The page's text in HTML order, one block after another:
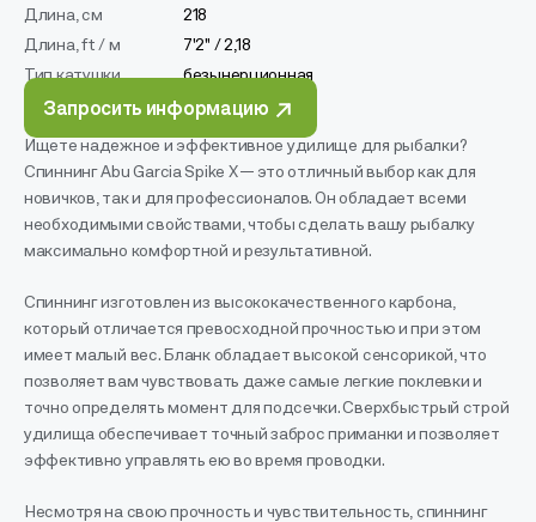
Длина, см
218
Длина, ft / м
7'2" / 2,18
Тип катушки
безынерционная
Запросить информацию
Ищете надежное и эффективное удилище для рыбалки?
Спиннинг Abu Garcia Spike X — это отличный выбор как для
новичков, так и для профессионалов. Он обладает всеми
необходимыми свойствами, чтобы сделать вашу рыбалку
максимально комфортной и результативной.
Спиннинг изготовлен из высококачественного карбона,
который отличается превосходной прочностью и при этом
имеет малый вес. Бланк обладает высокой сенсорикой, что
позволяет вам чувствовать даже самые легкие поклевки и
точно определять момент для подсечки. Сверхбыстрый строй
удилища обеспечивает точный заброс приманки и позволяет
эффективно управлять ею во время проводки.
Несмотря на свою прочность и чувствительность, спиннинг